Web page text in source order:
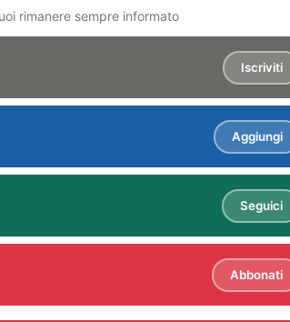
rimanere sempre informato
Iscriviti
Aggiungi
Seguici
Abbonati